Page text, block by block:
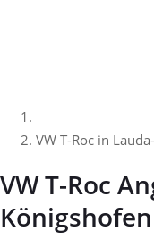
VW T-Roc in
VW T-Roc